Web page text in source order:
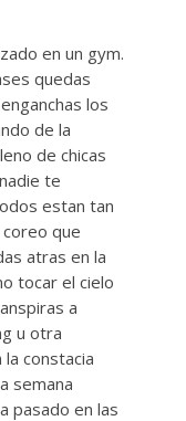
en un gym.
quedas
los
de la
de chicas
te
estan tan
que
atras en la
tocar el cielo
a
u otra
constacia
semana
pasado en las